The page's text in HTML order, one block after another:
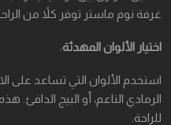
غرفة نوم ماستر توفر كلاً من
اختيار الألوان المهدئة:
استخدم الألوان التي تساعد على
الرمادي الناعم، أو البيج الدافئ.
للراحة.